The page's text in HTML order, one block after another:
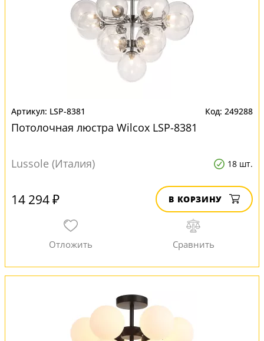
LSP-8381 249288
Потолочная люстра Wilcox LSP-8381
Lussole (Италия) 18 шт.
14 294 ₽ В КОРЗИНУ